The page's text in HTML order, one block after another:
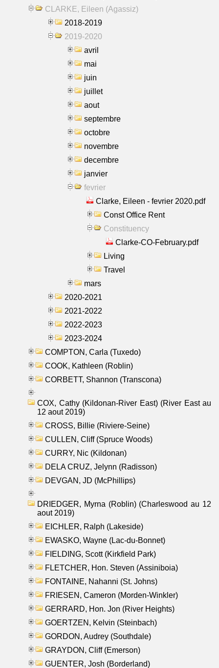
CLARKE, Eileen (Agassiz)
2018-2019
2019-2020
avril
mai
juin
juillet
aout
septembre
octobre
novembre
decembre
janvier
fevrier
Clarke, Eileen - fevrier 2020.pdf
Const Office Rent
Constituency
Clarke-CO-February.pdf
Living
Travel
mars
2020-2021
2021-2022
2022-2023
2023-2024
COMPTON, Carla (Tuxedo)
COOK, Kathleen (Roblin)
CORBETT, Shannon (Transcona)
COX, Cathy (Kildonan-River East) (River East au
12 aout 2019)
CROSS, Billie (Riviere-Seine)
CULLEN, Cliff (Spruce Woods)
CURRY, Nic (Kildonan)
DELA CRUZ, Jelynn (Radisson)
DEVGAN, JD (McPhillips)
DRIEDGER, Myrna (Roblin) (Charleswood au 12
aout 2019)
EICHLER, Ralph (Lakeside)
EWASKO, Wayne (Lac-du-Bonnet)
FIELDING, Scott (Kirkfield Park)
FLETCHER, Hon. Steven (Assiniboia)
FONTAINE, Nahanni (St. Johns)
FRIESEN, Cameron (Morden-Winkler)
GERRARD, Hon. Jon (River Heights)
GOERTZEN, Kelvin (Steinbach)
GORDON, Audrey (Southdale)
GRAYDON, Cliff (Emerson)
GUENTER, Josh (Borderland)